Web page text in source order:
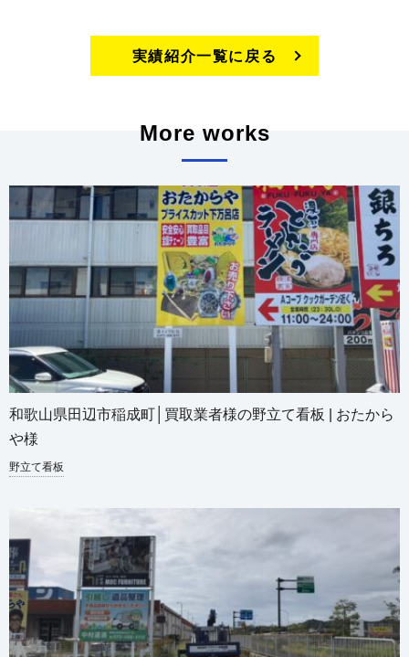
実績紹介一覧に戻る
More works
和歌山県田辺市稲成町│買取業者様の野立て看板 | おたから
や様
野立て看板